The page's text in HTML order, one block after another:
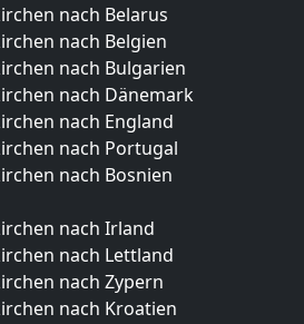
nach Belarus
nach Belgien
nach Bulgarien
nach Dänemark
nach England
nach Portugal
nach Bosnien
nach Irland
nach Lettland
nach Zypern
nach Kroatien